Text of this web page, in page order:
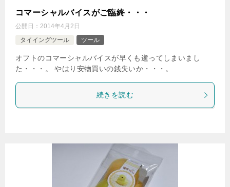
コマーシャルバイスがご臨終・・・
公開日： 2014年4月2日
タイイングツール
ツール
オフトのコマーシャルバイスが早くも逝ってしまいまし
た・・・。 やはり安物買いの銭失いか・・・。
続きを読む